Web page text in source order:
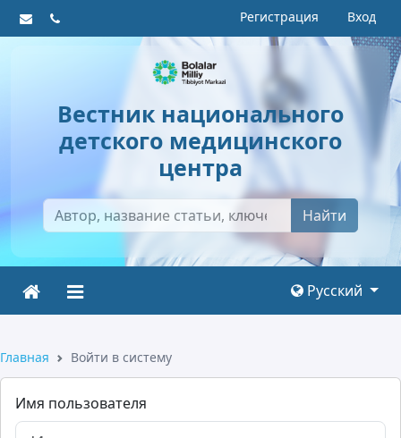
Регистрация Вход
Вестник национального
детского медицинского
центра
Найти
Русский
Главная Войти в систему
Имя пользователя